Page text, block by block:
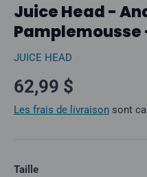
Juice Head -
Pamplemousse
JUICE HEAD
Prix normal
62,99 $
Les frais de livraison sont
Taille